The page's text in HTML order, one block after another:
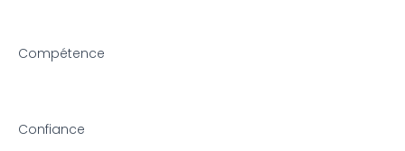
Compétence
Confiance